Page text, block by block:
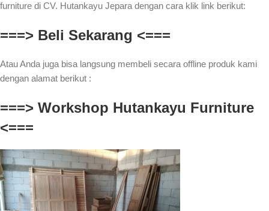
furniture di CV. Hutankayu Jepara dengan cara klik link berikut:
===> Beli Sekarang <===
Atau Anda juga bisa langsung membeli secara offline produk kami
dengan alamat berikut :
===> Workshop Hutankayu Furniture
<===